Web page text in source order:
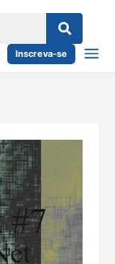
Inscreva-se